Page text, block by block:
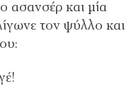
ασανσέρ και μία
τον ψύλλο και